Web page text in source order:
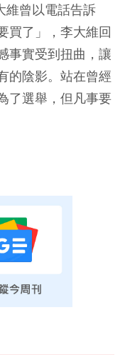
維曾以電話告訴
買了」，李大維回
事實受到扭曲，讓
的陰影。站在曾經
了選舉，但凡事要